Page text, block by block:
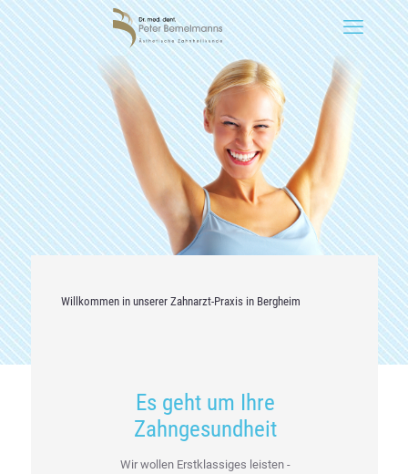
Willkommen in unserer Zahnarzt-Praxis in Bergheim
Es geht um Ihre
Zahngesundheit
Wir wollen Erstklassiges leisten -